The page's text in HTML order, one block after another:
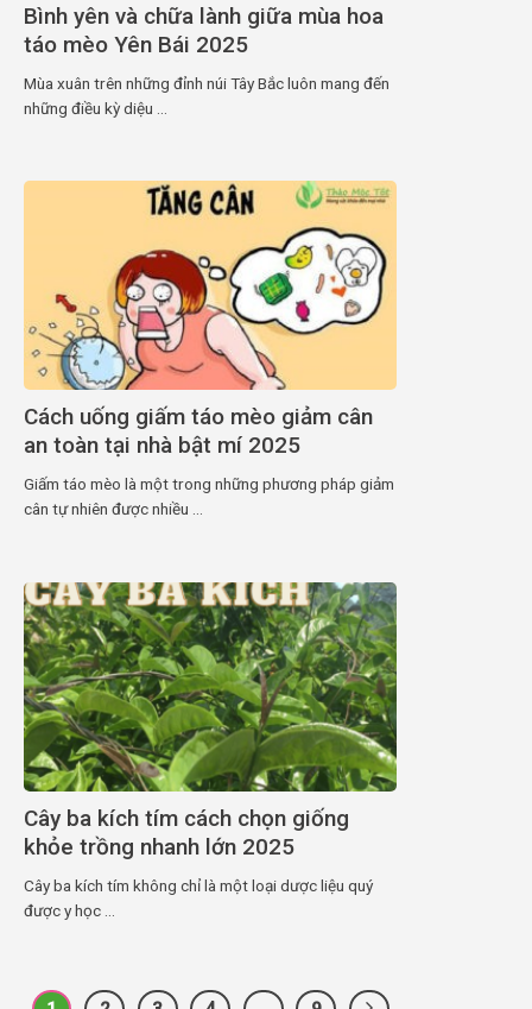
Bình yên và chữa lành giữa mùa hoa
táo mèo Yên Bái 2025
Mùa xuân trên những đỉnh núi Tây Bắc luôn mang đến
những điều kỳ diệu ...
Cách uống giấm táo mèo giảm cân
an toàn tại nhà bật mí 2025
Giấm táo mèo là một trong những phương pháp giảm
cân tự nhiên được nhiều ...
Cây ba kích tím cách chọn giống
khỏe trồng nhanh lớn 2025
Cây ba kích tím không chỉ là một loại dược liệu quý
được y học ...